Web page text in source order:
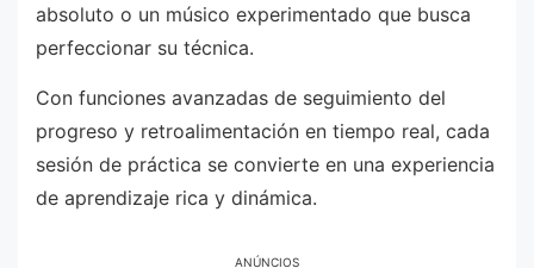
absoluto o un músico experimentado que busca
perfeccionar su técnica.
Con funciones avanzadas de seguimiento del
progreso y retroalimentación en tiempo real, cada
sesión de práctica se convierte en una experiencia
de aprendizaje rica y dinámica.
ANÚNCIOS